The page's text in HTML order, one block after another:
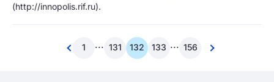
(http://innopolis.rif.ru).
1 ... 131 132 133 ... 156